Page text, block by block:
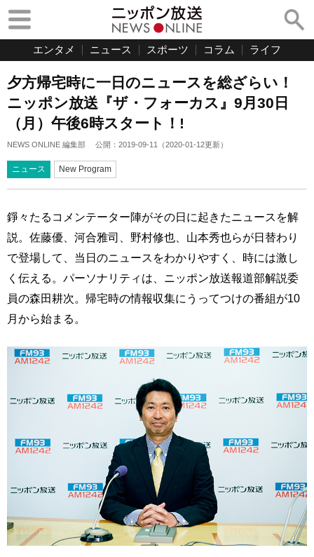
エンタメ ニュース スポーツ コラム ライフ
夕方帰宅時に一日のニュースを総ざらい！
ニッポン放送『ザ・フォーカス』9月30日
（月）午後6時スタート！!
NEWS ONLINE 編集部 公開： 2019-09-11 （2020-01-12更新）
ニュース New Program
錚々たるコメンテーター陣がその日に起きたニュースを解
説。佐藤優、河合雅司、野村修也、山本秀也らが日替わり
で登場して、当日のニュースをわかりやすく、時には激し
く伝える。パーソナリティは、ニッポン放送報道部解説委
員の森田耕次。帰宅時の情報収集にうってつけの番組が10
月から始まる。